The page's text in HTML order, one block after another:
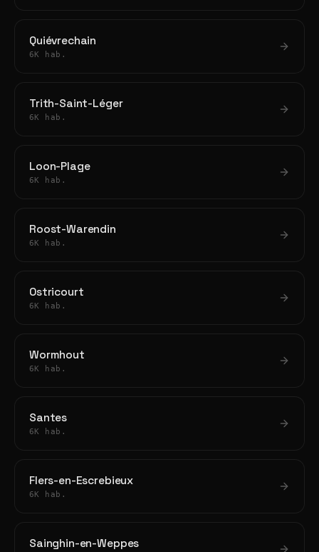
Quiévrechain
6K hab.
Trith-Saint-Léger
6K hab.
Loon-Plage
6K hab.
Roost-Warendin
6K hab.
Ostricourt
6K hab.
Wormhout
6K hab.
Santes
6K hab.
Flers-en-Escrebieux
6K hab.
Sainghin-en-Weppes